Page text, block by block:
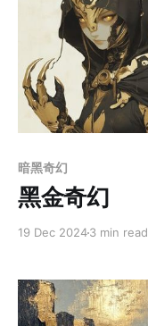
暗黑奇幻
黑金奇幻
19 Dec 20243 min read